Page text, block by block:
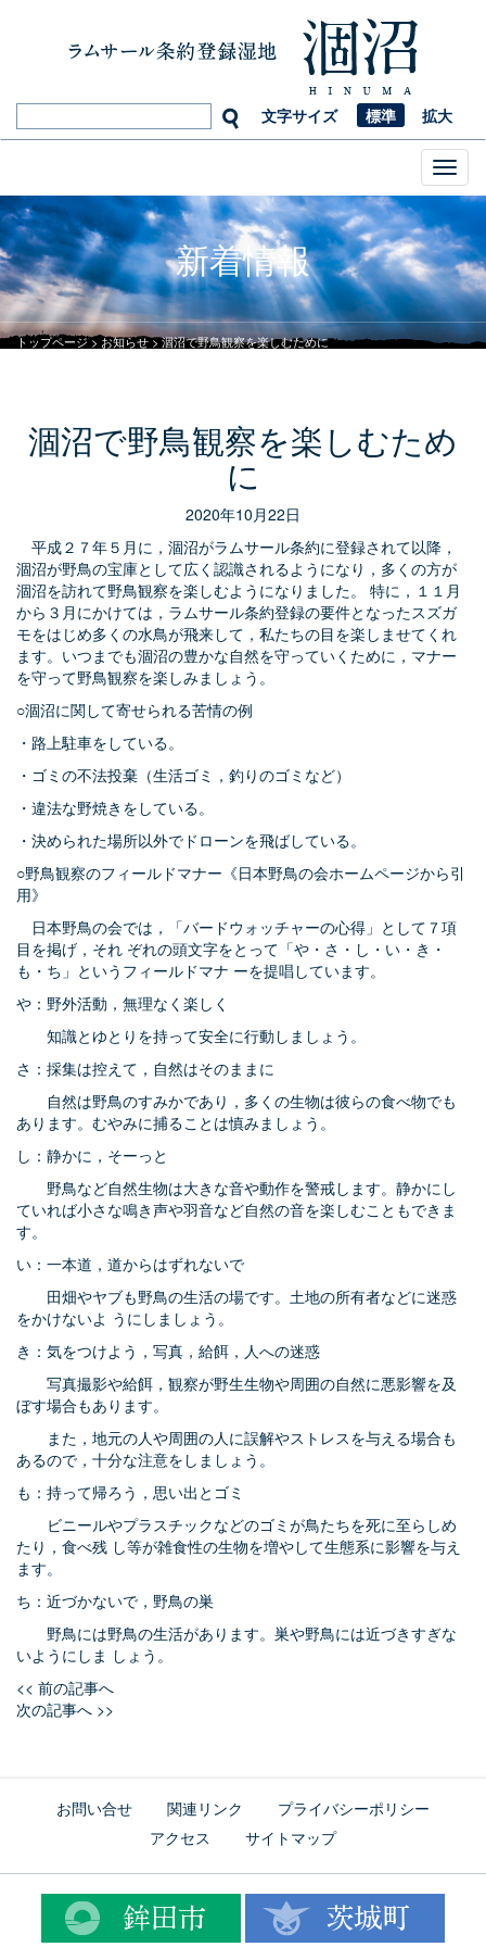
文字サイズ 標準 拡大
新着情報
トップページ>お知らせ>涸沼で野鳥観察を楽しむために
涸沼で野鳥観察を楽しむため
に
2020年10月22日
平成２７年５月に，涸沼がラムサール条約に登録されて以降，
涸沼が野鳥の宝庫として広く認識されるようになり，多くの方が
涸沼を訪れて野鳥観察を楽しむようになりました。 特に，１１月
から３月にかけては，ラムサール条約登録の要件となったスズガ
モをはじめ多くの水鳥が飛来して，私たちの目を楽しませてくれ
ます。いつまでも涸沼の豊かな自然を守っていくために，マナー
を守って野鳥観察を楽しみましょう。
○涸沼に関して寄せられる苦情の例
・路上駐車をしている。
・ゴミの不法投棄（生活ゴミ，釣りのゴミなど）
・違法な野焼きをしている。
・決められた場所以外でドローンを飛ばしている。
○野鳥観察のフィールドマナー《日本野鳥の会ホームページから引
用》
日本野鳥の会では，「バードウォッチャーの心得」として７項
目を掲げ，それ ぞれの頭文字をとって「や・さ・し・い・き・
も・ち」というフィールドマナ ーを提唱しています。
や：野外活動，無理なく楽しく
知識とゆとりを持って安全に行動しましょう。
さ：採集は控えて，自然はそのままに
自然は野鳥のすみかであり，多くの生物は彼らの食べ物でも
あります。むやみに捕ることは慎みましょう。
し：静かに，そーっと
野鳥など自然生物は大きな音や動作を警戒します。静かにし
ていれば小さな鳴き声や羽音など自然の音を楽しむこともできま
す。
い：一本道，道からはずれないで
田畑やヤブも野鳥の生活の場です。土地の所有者などに迷惑
をかけないよ うにしましょう。
き：気をつけよう，写真，給餌，人への迷惑
写真撮影や給餌，観察が野生生物や周囲の自然に悪影響を及
ぼす場合もあります。
また，地元の人や周囲の人に誤解やストレスを与える場合も
あるので，十分な注意をしましょう。
も：持って帰ろう，思い出とゴミ
ビニールやプラスチックなどのゴミが鳥たちを死に至らしめ
たり，食べ残 し等が雑食性の生物を増やして生態系に影響を与え
ます。
ち：近づかないで，野鳥の巣
野鳥には野鳥の生活があります。巣や野鳥には近づきすぎな
いようにしま しょう。
<< 前の記事へ
次の記事へ >>
お問い合せ 関連リンク
プライバシーポリシー
アクセス
サイトマップ